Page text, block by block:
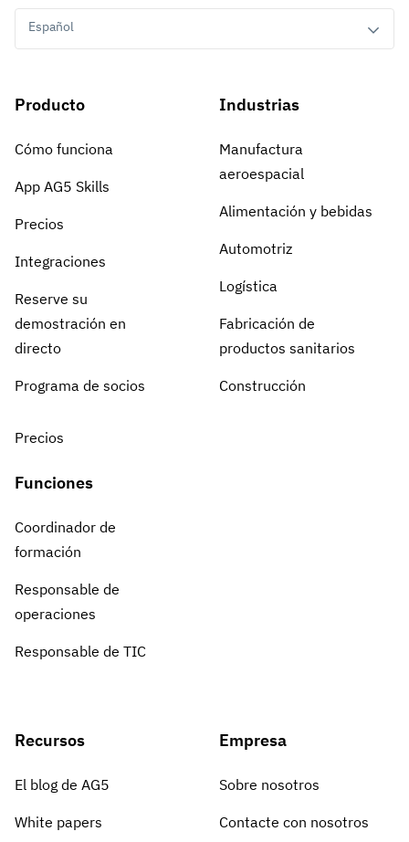
Español
Producto
Cómo funciona
App AG5 Skills
Precios
Integraciones
Reserve su
demostración en
directo
Programa de socios
Precios
Funciones
Coordinador de
formación
Responsable de
operaciones
Responsable de TIC
Industrias
Manufactura
aeroespacial
Alimentación y bebidas
Automotriz
Logística
Fabricación de
productos sanitarios
Construcción
Recursos
El blog de AG5
White papers
Empresa
Sobre nosotros
Contacte con nosotros